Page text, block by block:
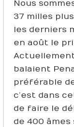
Nous
37 milles
les derniers
en août le
balaient
préférable
c’est dans
de faire le
de 400 âmes